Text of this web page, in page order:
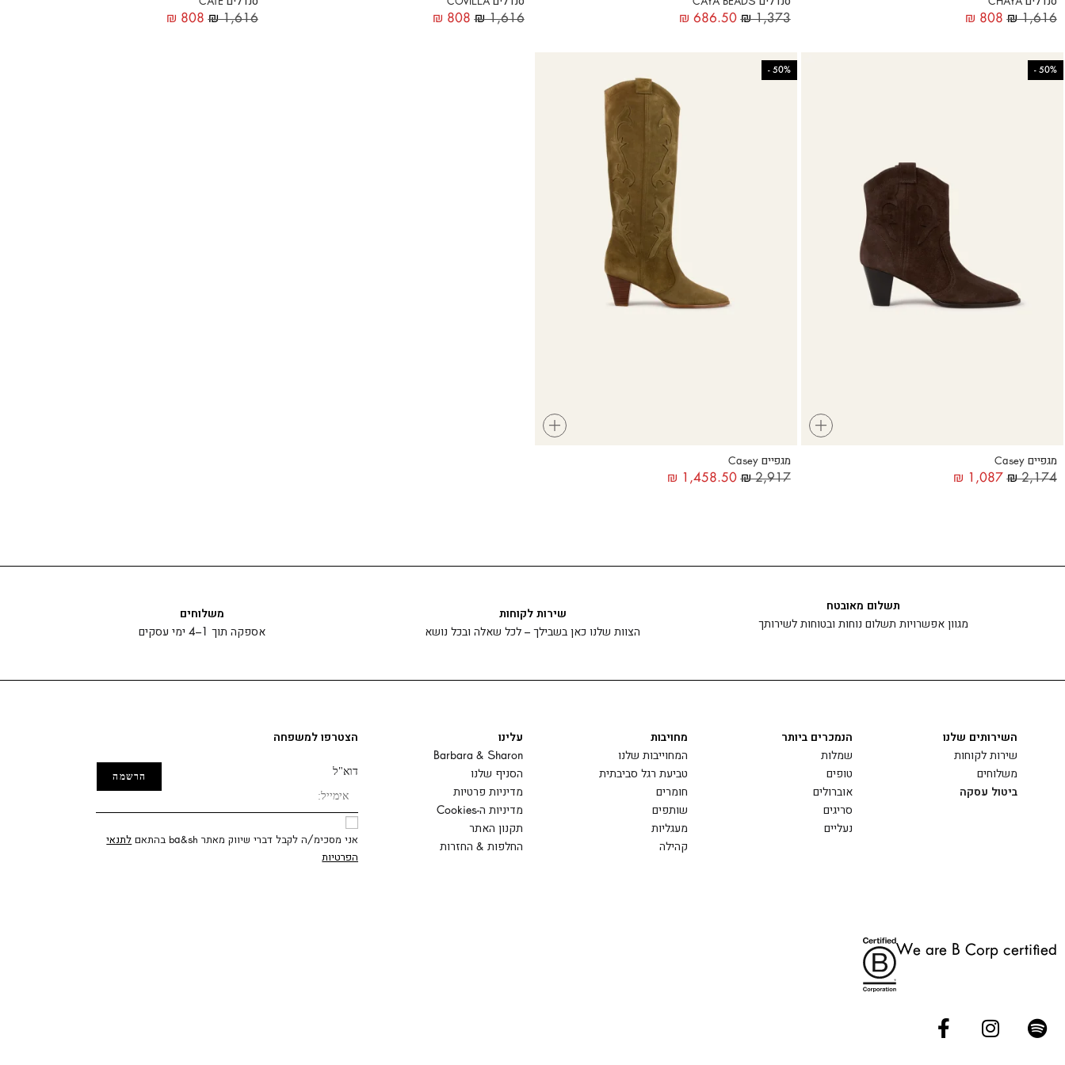
₪1,616
₪ 808
₪1,373
₪ 686.50
₪1,616
₪ 808
₪1,616
₪ 808
+
50%
-
מגפיים Casey
₪2,174
₪ 1,087
+
50%
-
מגפיים Casey
₪2,917
₪ 1,458.50
תשלום מאובטח
מגוון אפשרויות תשלום נוחות ובטוחות לשירותך
שירות לקוחות
הצוות שלנו כאן בשבילך – לכל שאלה ובכל נושא
משלוחים
אספקה תוך 1–4 ימי עסקים
השירותים שלנו
שירות לקוחות
משלוחים
ביטול עסקה
הנמכרים ביותר
שמלות
טופים
אוברולים
סריגים
נעליים
מחויבות
המחוייבות שלנו
טביעת רגל סביבתית
חומרים
שותפים
מעגליות
קהילה
עלינו
Barbara & Sharon
הסניף שלנו
מדיניות פרטיות
מדיניות ה-Cookies
תקנון האתר
החלפות & החזרות
הצטרפו למשפחה
דוא"ל
אני מסכימ/ה לקבל דברי שיווק מאתר ba&sh בהתאם
לתנאי
הפרטיות
We are B Corp certified